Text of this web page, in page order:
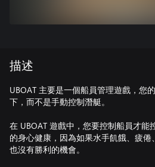
描述
UBOAT 主要是一個船員管理遊戲，您
下，而不是手動控制潛艇。
在 UBOAT 遊戲中，您要控制船員才能
的身心健康，因為如果水手飢餓、疲
也沒有勝利的機會。